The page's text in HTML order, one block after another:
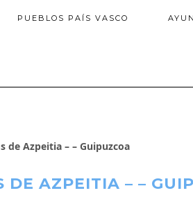
PUEBLOS PAÍS VASCO
de Azpeitia – – Guipuzcoa
DE AZPEITIA – –